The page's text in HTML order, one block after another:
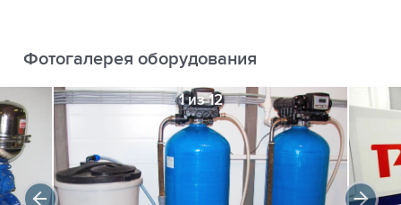
Фотогалерея оборудования
1 из 12